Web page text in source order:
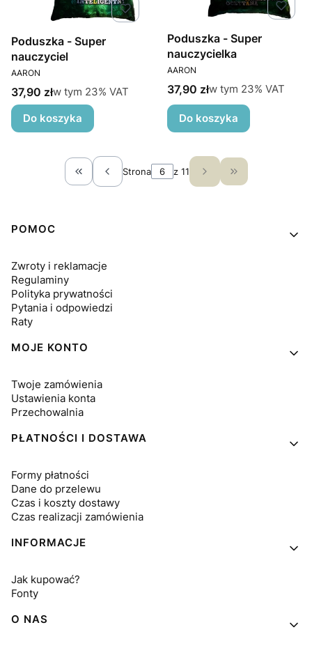
Poduszka - Super
nauczyciel
PRODUCENT
AARON
Cena brutto
37,90 złw tym %s VAT
w tym 23% VAT
Do koszyka
Poduszka - Super
nauczycielka
PRODUCENT
AARON
Cena brutto
37,90 złw tym %s VAT
w tym 23% VAT
Do koszyka
Wróć do pierwszej strony z produktami
Strona z 11 Przejdź do
Linki w stopce
POMOC
Zwroty i reklamacje
Regulaminy
Polityka prywatności
Pytania i odpowiedzi
Raty
MOJE KONTO
Twoje zamówienia
Ustawienia konta
Przechowalnia
PŁATNOŚCI I DOSTAWA
Formy płatności
Dane do przelewu
Czas i koszty dostawy
Czas realizacji zamówienia
INFORMACJE
Jak kupować?
Fonty
O NAS